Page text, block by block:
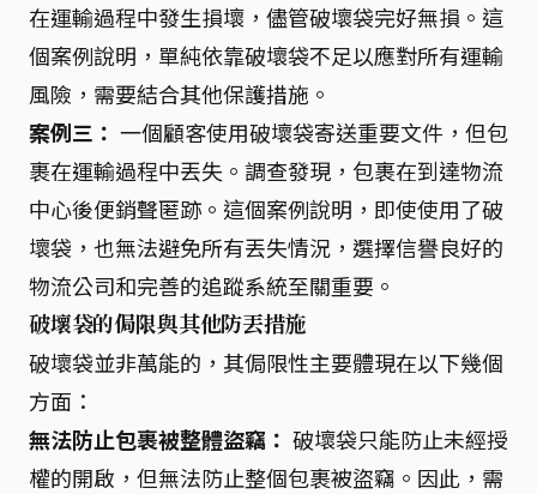
在運輸過程中發生損壞，儘管破壞袋完好無損。這
個案例說明，單純依靠破壞袋不足以應對所有運輸
風險，需要結合其他保護措施。
案例三： 一個顧客使用破壞袋寄送重要文件，但包
裹在運輸過程中丟失。調查發現，包裹在到達物流
中心後便銷聲匿跡。這個案例說明，即使使用了破
壞袋，也無法避免所有丟失情況，選擇信譽良好的
物流公司和完善的追蹤系統至關重要。
破壞袋的侷限與其他防丟措施
破壞袋並非萬能的，其侷限性主要體現在以下幾個
方面：
無法防止包裹被整體盜竊： 破壞袋只能防止未經授
權的開啟，但無法防止整個包裹被盜竊。因此，需